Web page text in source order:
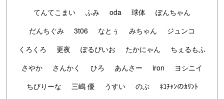
てんてこまい
ふみ oda 球体
ぽんちゃん
だんちぐみ
3t06 なとぅ みちゃん
ジュンコ
くろくろ
更夜 ぽるぴいお たかにゃん
ちぇるもふ
さやか
さんかく ひろ あんさー iron
ヨシニイ
ちびりーな
三嶋 優 うすい のぶ
ﾈｺﾁｬﾝのｶﾘﾝﾄ